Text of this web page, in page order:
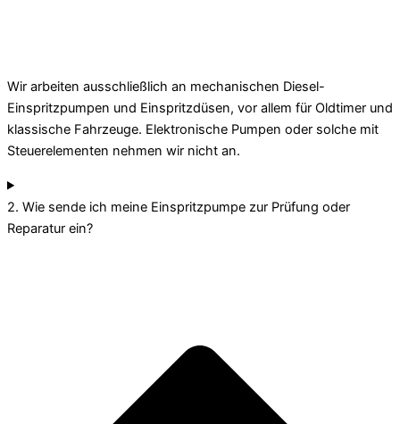
Wir arbeiten ausschließlich an mechanischen Diesel-
Einspritzpumpen und Einspritzdüsen, vor allem für Oldtimer und
klassische Fahrzeuge. Elektronische Pumpen oder solche mit
Steuerelementen nehmen wir nicht an.
2. Wie sende ich meine Einspritzpumpe zur Prüfung oder
Reparatur ein?